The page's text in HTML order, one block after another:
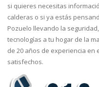
si quieres necesitas
calderas o si ya estás
Pozuelo llevando la
tecnologías a tu hogar de la
de 20 años de experiencia en
satisfechos.